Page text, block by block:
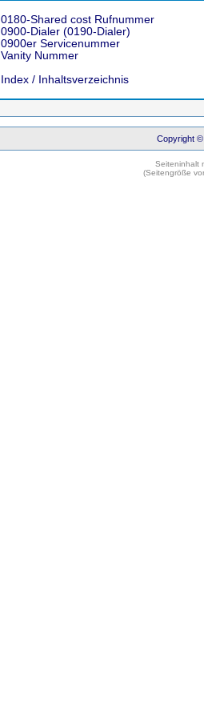
0180-Shared cost Rufnummer
0900-Dialer (0190-Dialer)
0900er Servicenummer
Vanity Nummer
Index / Inhaltsverzeichnis
Copyright ©
Seiteninhalt
(Seitengröße